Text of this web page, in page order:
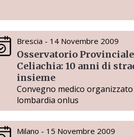
Brescia - 14 Novembre 2009
Osservatorio
Celiachia: 10 anni di
insieme
Convegno medico organizzato
lombardia onlus
Milano - 15 Novembre 2009